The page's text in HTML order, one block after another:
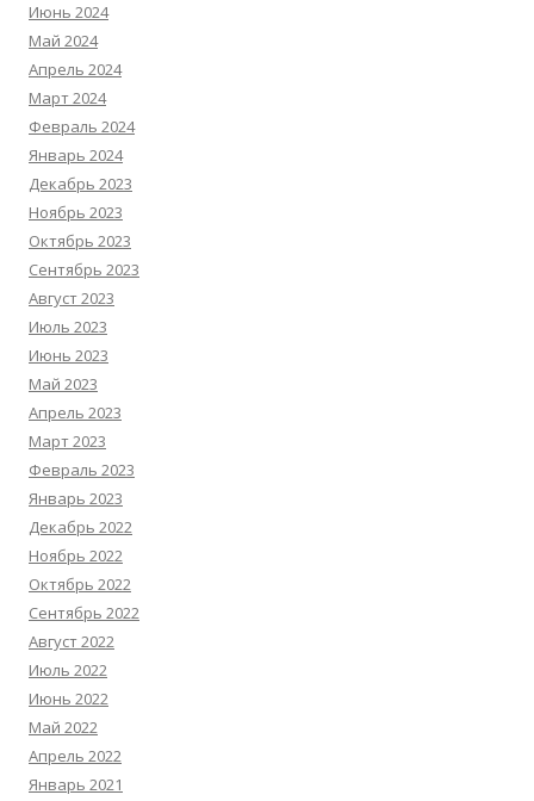
Июнь 2024
Май 2024
Апрель 2024
Март 2024
Февраль 2024
Январь 2024
Декабрь 2023
Ноябрь 2023
Октябрь 2023
Сентябрь 2023
Август 2023
Июль 2023
Июнь 2023
Май 2023
Апрель 2023
Март 2023
Февраль 2023
Январь 2023
Декабрь 2022
Ноябрь 2022
Октябрь 2022
Сентябрь 2022
Август 2022
Июль 2022
Июнь 2022
Май 2022
Апрель 2022
Январь 2021